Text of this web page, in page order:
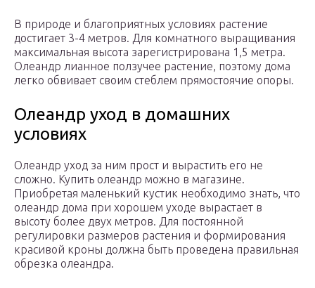
В природе и благоприятных условиях растение
достигает 3-4 метров. Для комнатного выращивания
максимальная высота зарегистрирована 1,5 метра.
Олеандр лианное ползучее растение, поэтому дома
легко обвивает своим стеблем прямостоячие опоры.
Олеандр уход в домашних
условиях
Олеандр уход за ним прост и вырастить его не
сложно. Купить олеандр можно в магазине.
Приобретая маленький кустик необходимо знать, что
олеандр дома при хорошем уходе вырастает в
высоту более двух метров. Для постоянной
регулировки размеров растения и формирования
красивой кроны должна быть проведена правильная
обрезка олеандра.